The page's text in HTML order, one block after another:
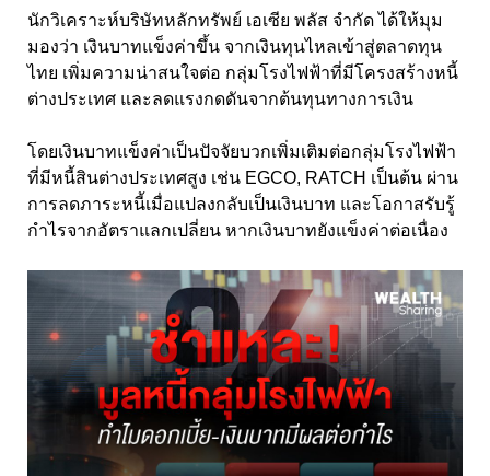
นักวิเคราะห์บริษัทหลักทรัพย์ เอเซีย พลัส จำกัด ได้ให้มุม
มองว่า เงินบาทแข็งค่าขึ้น จากเงินทุนไหลเข้าสู่ตลาดทุน
ไทย เพิ่มความน่าสนใจต่อ กลุ่มโรงไฟฟ้าที่มีโครงสร้างหนี้
ต่างประเทศ และลดแรงกดดันจากต้นทุนทางการเงิน
โดยเงินบาทแข็งค่าเป็นปัจจัยบวกเพิ่มเติมต่อกลุ่มโรงไฟฟ้า
ที่มีหนี้สินต่างประเทศสูง เช่น EGCO, RATCH เป็นต้น ผ่าน
การลดภาระหนี้เมื่อแปลงกลับเป็นเงินบาท และโอกาสรับรู้
กำไรจากอัตราแลกเปลี่ยน หากเงินบาทยังแข็งค่าต่อเนื่อง